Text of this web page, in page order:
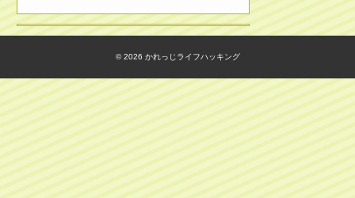
© 2026 かれっじライフハッキング